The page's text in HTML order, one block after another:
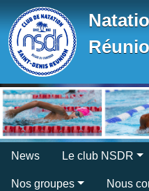
News Le club NSDR
Nos groupes Nous
Panneau de gestion des